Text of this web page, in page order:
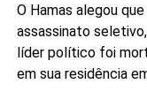
O Hamas alegou
assassinato
líder político foi
em sua residência